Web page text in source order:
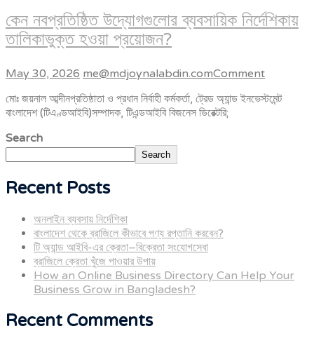
কেন নবপ্রতিষ্ঠিত উদ্যোগগুলোর ব্যবসায়িক নির্দেশিকায়
তালিকাভুক্ত হওয়া প্রয়োজন?
May 30, 2026 me@mdjoynalabdin.comComment
মোঃ জয়নাল আব্দীনপ্রতিষ্ঠাতা ও প্রধান নির্বাহী কর্মকর্তা, ট্রেড অ্যান্ড ইনভেস্টমেন্ট
বাংলাদেশ (টিএণ্ডআইবি)সম্পাদক, টিএন্ডআইবি বিজনেস ডিরেক্টরি;
Search
Search
Recent Posts
অনলাইন ব্যবসায় নির্দেশিকা
বাংলাদেশ থেকে ব্রাজিলে কীভাবে পণ্য রপ্তানি করবেন?
টি অ্যান্ড আইবি-এর ক্রেতা–বিক্রেতা সংযোগসেবা
ব্রাজিলে ক্রেতা খুঁজে পাওয়ার উপায়
How an Online Business Directory Can Help Your
Business Grow in Bangladesh?
Recent Comments